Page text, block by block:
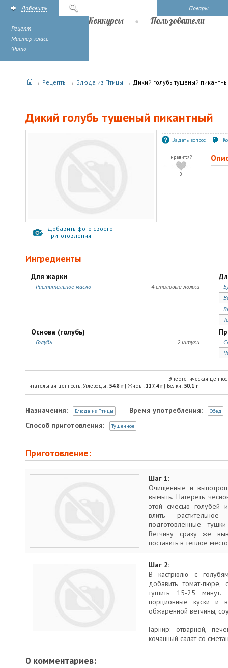
Повары
Добавить
Рецепт
Мастер-класс
Фото
Конкурсы Пользователи
→ Рецепты → Блюда из Птицы → Дикий голубь тушеный
Дикий голубь тушеный пикантный
Добавить фото своего
приготовления
Задать вопрос
нравится?
0
Ингредиенты
Для жарки
4 столовые ложки
Растительное масло
Основа (голубь)
2 штуки
Голубь
Энергетическая
Питательная ценность: Углеводы: 54,8 г| Жиры: 117,4г| Белки: 50,1 г
Назначения: Блюда из Птицы Время употребления: Обед
Способ приготовления: Тушенное
Приготовление:
Шаг 1:
Очищенные и
вымыть. Натереть
этой смесью голубей
влить
подготовленные
Ветчину сразу же
поставить в теплое
Шаг 2:
В кастрюлю с
добавить томат-
тушить 15-25 минут.
порционные куски и
обжаренной ветчины,
Гарнир: отварной,
кочанный салат со
0 комментариев: